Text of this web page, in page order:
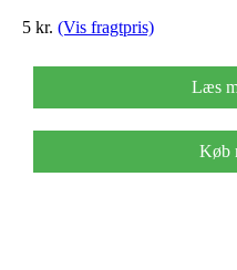
5 kr. (Vis fragtpris)
Læs
Køb